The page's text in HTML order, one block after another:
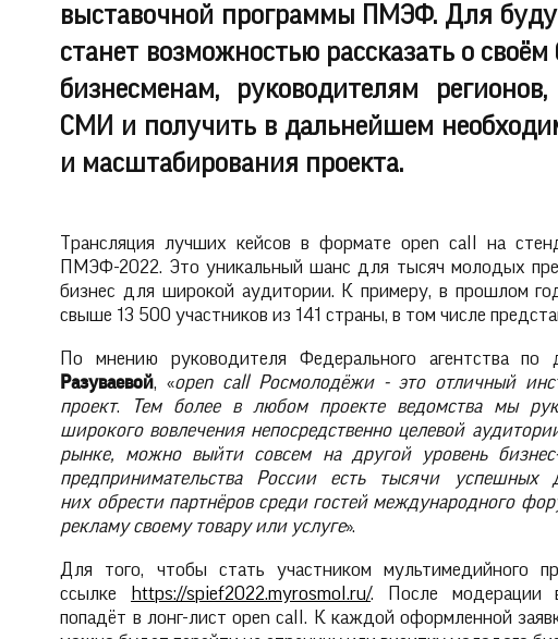
выставочной программы ПМЭФ. Для
станет возможностью рассказать о
бизнесменам, руководителям
СМИ и получить в дальнейшем
и масштабирования проекта.
Трансляция лучших кейсов в формате оpen call на
ПМЭФ-2022. Это уникальный шанс для тысяч молодых
бизнес для широкой аудитории. К примеру, в прошлом
свыше 13 500 участников из 141 страны, в том числе
По мнению руководителя Федерального агентства
Разуваевой, «оpen call Росмолодёжи- этоотличный
проект.
Тем более в любом проекте ведомства мы
широкого вовлечения непосредственно целевой
рынке, можно выйти совсем на другой уровень
предпринимательства России есть тысячи
них обрести партнёров среди гостей международного
рекламу своему товару или услуге».
Для того, чтобы стать участником мультимедийного
ссылке
https://spief2022.myrosmol.ru/. После модерации
попадёт в лонг-лист оpen call. К каждой оформленной